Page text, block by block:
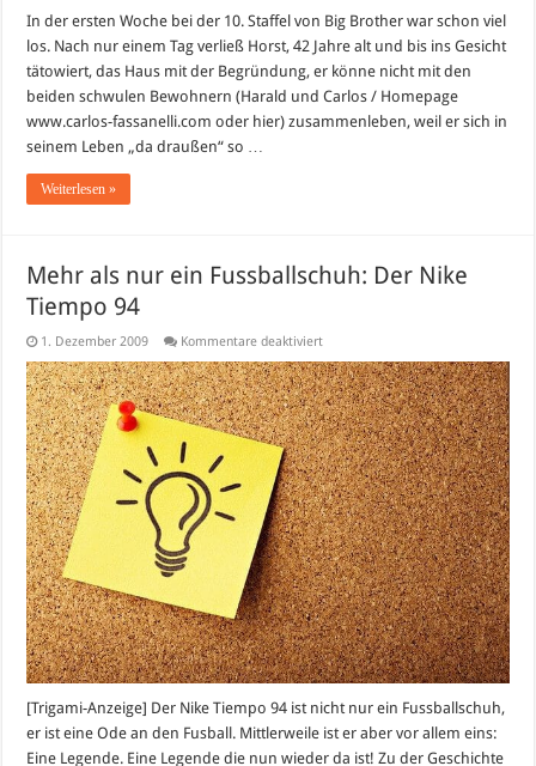
Brother
Erste
Pöbeleien
–
Wer
heute
In der ersten Woche bei der 10. Staffel von Big Brother war schon viel
los. Nach nur einem Tag verließ Horst, 42 Jahre alt und bis ins Gesicht
tätowiert, das Haus mit der Begründung, er könne nicht mit den
beiden schwulen Bewohnern (Harald und Carlos / Homepage
www.carlos-fassanelli.com oder hier) zusammenleben, weil er sich in
seinem Leben „da draußen“ so …
Weiterlesen »
Mehr als nur ein Fussballschuh: Der Nike
Tiempo 94
1. Dezember 2009 Kommentare deaktiviertfür
als
nur
ein
Fussballschuh:
Der
Nike
Tiempo
94
[Trigami-Anzeige] Der Nike Tiempo 94 ist nicht nur ein Fussballschuh,
er ist eine Ode an den Fusball. Mittlerweile ist er aber vor allem eins:
Eine Legende. Eine Legende die nun wieder da ist! Zu der Geschichte